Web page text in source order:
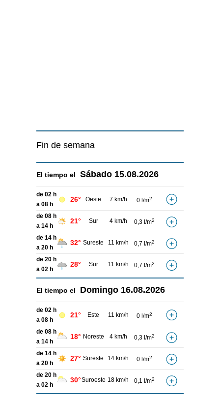
Fin de semana
El tiempo el Sábado 15.08.2026
de 02 h
a 08 h
26° Oeste 7 km/h 0 l/m2
de 08 h
a 14 h
21° Sur 4 km/h 0,3 l/m2
de 14 h
a 20 h
32° Sureste 11 km/h 0,7 l/m2
de 20 h
a 02 h
28° Sur 11 km/h 0,7 l/m2
El tiempo el Domingo 16.08.2026
de 02 h
a 08 h
21° Este 11 km/h 0 l/m2
de 08 h
a 14 h
18° Noreste 4 km/h 0,3 l/m2
de 14 h
a 20 h
27° Sureste 14 km/h 0 l/m2
de 20 h
a 02 h
30°Suroeste 18 km/h 0,1 l/m2